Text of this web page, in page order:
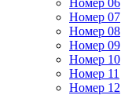
Номер 06
Номер 07
Номер 08
Номер 09
Номер 10
Номер 11
Номер 12